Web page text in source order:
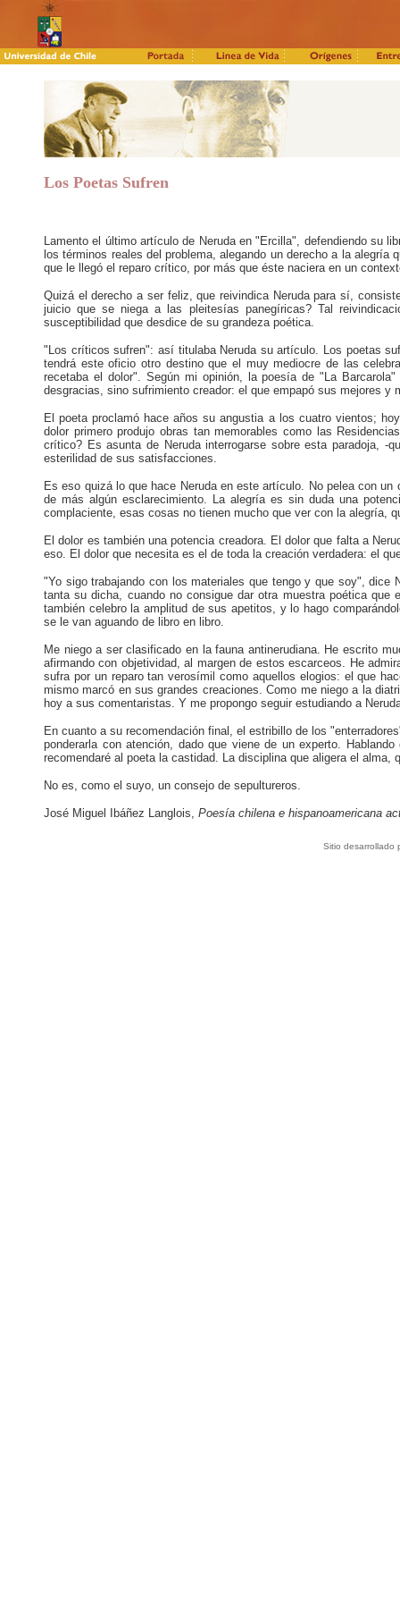
Los Poetas Sufren
Lamento el último artículo de Neruda en "Ercilla", defendiendo su
los términos reales del problema, alegando un derecho a la
que le llegó el reparo crítico, por más que éste naciera en un
Quizá el derecho a ser feliz, que reivindica Neruda para sí,
juicio que se niega a las pleitesías panegíricas? Tal
susceptibilidad que desdice de su grandeza poética.
"Los críticos sufren": así titulaba Neruda su artículo. Los poetas
tendrá este oficio otro destino que el muy mediocre de las
recetaba el dolor". Según mi opinión, la poesía de "La
desgracias, sino sufrimiento creador: el que empapó sus mejores
El poeta proclamó hace años su angustia a los cuatro vientos;
dolor primero produjo obras tan memorables como las
crítico? Es asunta de Neruda interrogarse sobre esta paradoja,
esterilidad de sus satisfacciones.
Es eso quizá lo que hace Neruda en este artículo. No pelea con
de más algún esclarecimiento. La alegría es sin duda una
complaciente, esas cosas no tienen mucho que ver con la alegría,
El dolor es también una potencia creadora. El dolor que falta a
eso. El dolor que necesita es el de toda la creación verdadera: el
"Yo sigo trabajando con los materiales que tengo y que soy",
tanta su dicha, cuando no consigue dar otra muestra poética
también celebro la amplitud de sus apetitos, y lo hago
se le van aguando de libro en libro.
Me niego a ser clasificado en la fauna antinerudiana. He escrito
afirmando con objetividad, al margen de estos escarceos. He
sufra por un reparo tan verosímil como aquellos elogios: el que
mismo marcó en sus grandes creaciones. Como me niego a la
hoy a sus comentaristas. Y me propongo seguir estudiando a
En cuanto a su recomendación final, el estribillo de los
ponderarla con atención, dado que viene de un experto.
recomendaré al poeta la castidad. La disciplina que aligera el
No es, como el suyo, un consejo de sepultureros.
José Miguel Ibáñez Langlois, Poesía chilena e hispanoamericana
Sitio desarrollado